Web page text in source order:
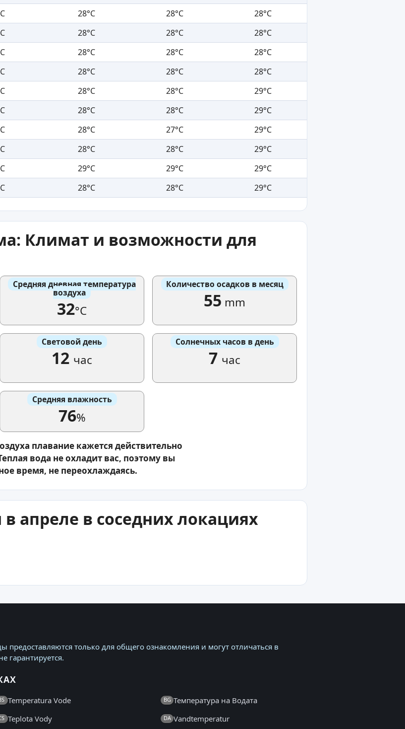
28°C 28°C
28°C
28°C 28°C
28°C
28°C 28°C
28°C
28°C 28°C
28°C
28°C 28°C
29°C
28°C 28°C
29°C
28°C 27°C
29°C
28°C 28°C
29°C
29°C 29°C
29°C
28°C 28°C 29°C
Климат и возможности для
Средняя дневная температура
воздуха
32°C
Количество осадков в месяц
55 mm
Световой день
12 час
Солнечных часов в день
7 час
Средняя влажность
76%
плавание кажется действительно
вода не охладит вас, поэтому вы
время, не переохлаждаясь.
апреле в соседних локациях
только для общего ознакомления и могут отличаться в
гарантируется.
Temperatura Vode BG Температура на Водата
Teplota Vody DA Vandtemperatur